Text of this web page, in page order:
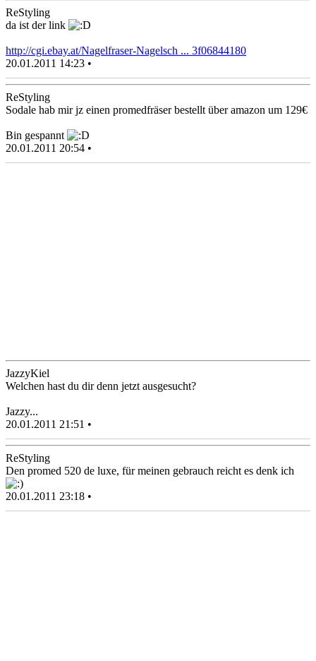
ReStyling
da ist der link
http://cgi.ebay.at/Nagelfraser-Nagelsch ... 3f06844180
20.01.2011 14:23 •
ReStyling
Sodale hab mir jz einen promedfräser bestellt über amazon um 129€
Bin gespannt
20.01.2011 20:54 •
JazzyKiel
Welchen hast du dir denn jetzt ausgesucht?
Jazzy...
20.01.2011 21:51 •
ReStyling
Den promed 520 de luxe, für meinen gebrauch reicht es denk ich
20.01.2011 23:18 •